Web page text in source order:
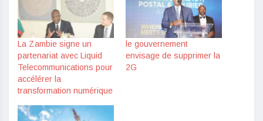
La Zambie signe un
partenariat avec Liquid
Telecommunications pour
accélérer la
transformation numérique
le gouvernement
envisage de supprimer la
2G